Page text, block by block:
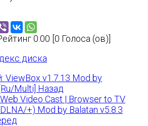
0.00 [0 Голоса (ов)]
диска
v1.7.13 Mod by
Multi] Назад
Video Cast | Browser to TV
+) Mod by Balatan v5.8.3